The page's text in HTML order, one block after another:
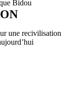
une recivilisation